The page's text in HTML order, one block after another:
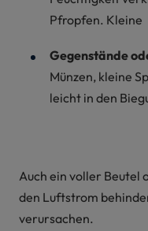
Pfropfen. Kleine
Gegenstände
Münzen, kleine
leicht in den
Auch ein voller Beutel
den Luftstrom
verursachen.